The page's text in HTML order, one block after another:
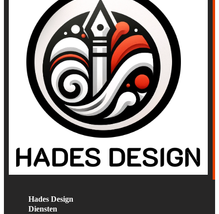
Hades Design
Diensten